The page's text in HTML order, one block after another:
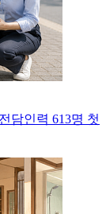
담인력 613명 첫